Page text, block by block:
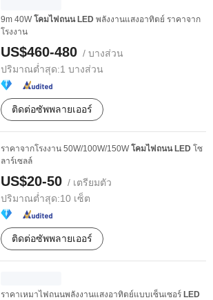
9m 40Wโคมไฟถนน LED พลังงานแสงอาทิตย์ ราคาจาก
โรงงาน
US$460-480 / บางส่วน
ปริมาณต่ำสุด:1 บางส่วน
ติดต่อซัพพลายเออร์
ราคาจากโรงงาน 50W/100W/150Wโคมไฟถนน LED โซ
ลาร์เซลล์
US$20-50 / เตรียมตัว
ปริมาณต่ำสุด:10 เซ็ต
ติดต่อซัพพลายเออร์
ราคาเหมาไฟถนนพลังงานแสงอาทิตย์แบบเซ็นเซอร์ LED